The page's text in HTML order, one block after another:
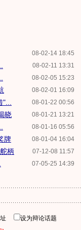
08-02-14 18:45
08-02-11 13:31
08-02-05 15:23
08-02-01 16:09
08-01-22 00:56
08-01-21 13:21
晓
08-01-16 05:56
08-01-04 16:04
牌
07-12-08 11:57
柄
07-05-25 14:39
址
设为辩论话题